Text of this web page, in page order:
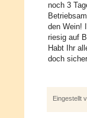
noch 3
den Wein!
riesig auf
Habt Ihr
doch
Eingestellt